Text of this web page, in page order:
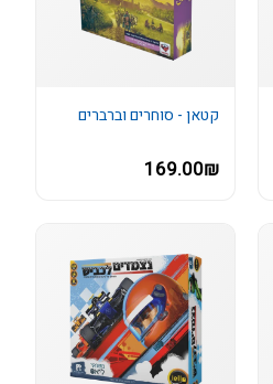
קטאן - סוחרים וברברים
169.00₪